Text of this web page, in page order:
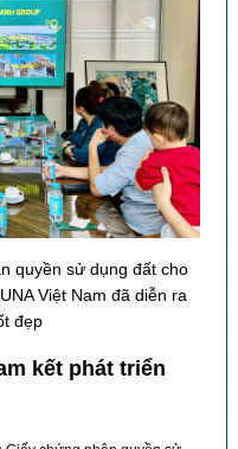
quyền sử dụng đất cho
Việt Nam đã diễn ra
đẹp
kết phát triển